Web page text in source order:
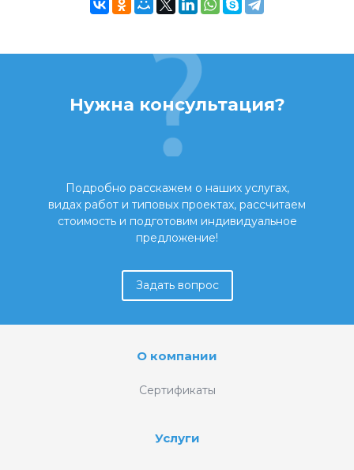
Нужна консультация?
Подробно расскажем о наших услугах,
видах работ и типовых проектах, рассчитаем
стоимость и подготовим индивидуальное
предложение!
Задать вопрос
О компании
Сертификаты
Услуги